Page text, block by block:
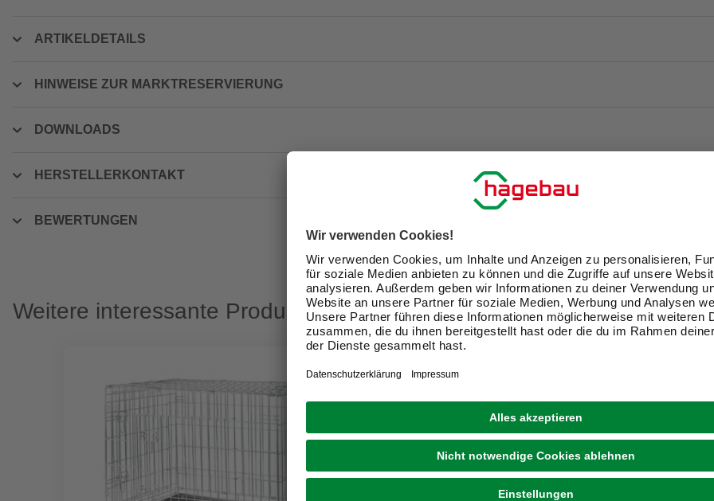
ARTIKELDETAILS
HINWEISE ZUR MARKTRESERVIERUNG
DOWNLOADS
HERSTELLERKONTAKT
BEWERTUNGEN
Weitere interessante Produkte